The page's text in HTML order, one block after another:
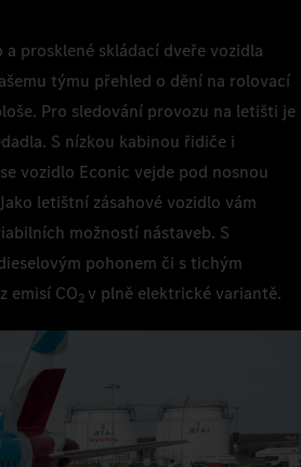
prosklené skládací dveře vozidla
týmu přehled o dění na rolovací
Pro sledování provozu na letišti je
S nízkou kabinou řidiče i
vozidlo Econic vejde pod nosnou
letištní zásahové vozidlo vám
možností nástaveb. S
pohonem či s tichým
emisí CO2 v plně elektrické variantě.